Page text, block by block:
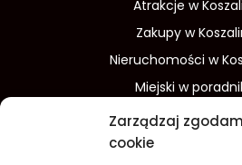
Zarządzaj
cookie
Atrakcje w
Zakupy w
Nieruchomości w
Miejski w
Wydarzenia w
Sport w